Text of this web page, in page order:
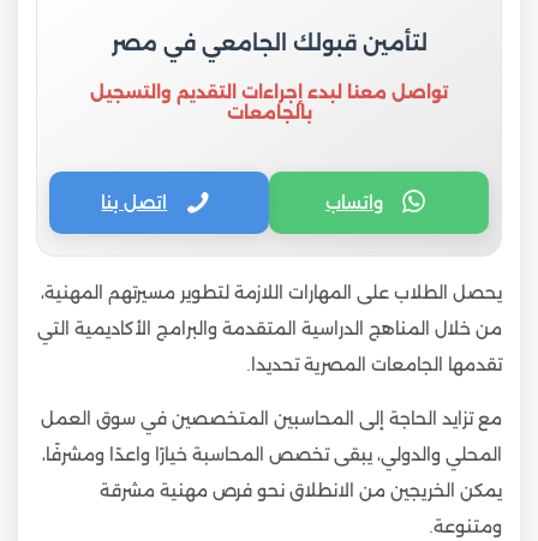
لتأمين قبولك الجامعي في مصر
تواصل معنا لبدء إجراءات التقديم والتسجيل
بالجامعات
واتساب اتصل بنا
يحصل الطلاب على المهارات اللازمة لتطوير مسيرتهم المهنية،
من خلال المناهج الدراسية المتقدمة والبرامج الأكاديمية التي
تقدمها الجامعات المصرية تحديدا.
مع تزايد الحاجة إلى المحاسبين المتخصصين في سوق العمل
المحلي والدولي، يبقى تخصص المحاسبة خيارًا واعدًا ومشرفًا،
يمكن الخريجين من الانطلاق نحو فرص مهنية مشرقة
ومتنوعة.